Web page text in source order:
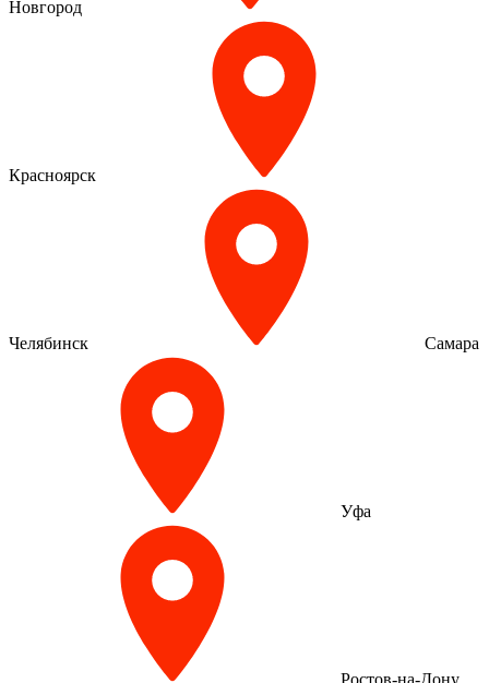
Новгород
Красноярск
Челябинск Самара
Уфа
Ростов-на-Дону